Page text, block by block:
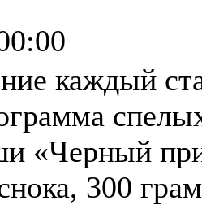
каждый
«Черный
300